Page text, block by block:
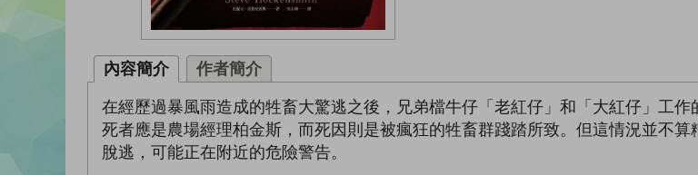
內容簡介 作者簡介
在經歷過暴風雨造成的牲畜大驚逃之後，兄弟檔牛仔「老紅仔」和「大紅仔」工
死者應是農場經理柏金斯，而死因則是被瘋狂的牲畜群踐踏所致。但這情況並不
脫逃，可能正在附近的危險警告。